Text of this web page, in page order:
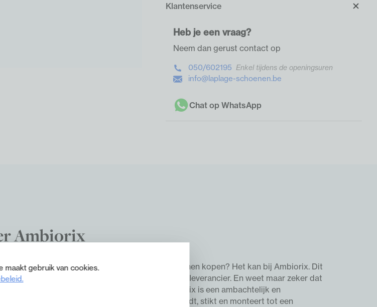
Klantenservice
Heb je een vraag?
Neem dan gerust contact op
050/602195 Enkel tijdens de openingsuren
info@laplage-schoenen.be
Chat op WhatsApp
Ambiorix
kopen en terwijl een paar prachtige herenschoenen kopen? Het kan bij Ambiorix. Dit
merk bestaat al 125 jaar lang en is zelfs hofleverancier. En weet maar zeker dat
koningshuis weten wat échte kwaliteit is. Ambiorix is een ambachtelijk en
bedrijf die verschillende ledersoorten snijdt, stikt en monteert tot een
maakt gebruik van cookies.